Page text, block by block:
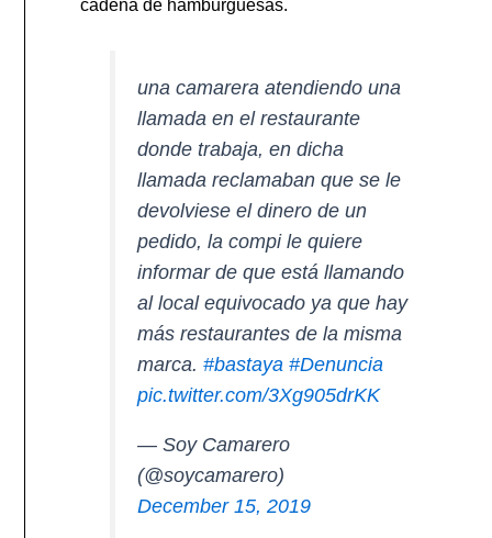
cadena de hamburguesas.
una camarera atendiendo una
llamada en el restaurante
donde trabaja, en dicha
llamada reclamaban que se le
devolviese el dinero de un
pedido, la compi le quiere
informar de que está llamando
al local equivocado ya que hay
más restaurantes de la misma
marca. #bastaya #Denuncia
pic.twitter.com/3Xg905drKK
— Soy Camarero
(@soycamarero)
December 15, 2019